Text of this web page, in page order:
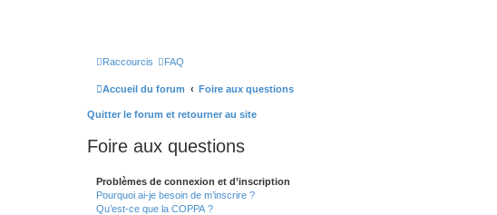
Raccourcis FAQ
Accueil du forum Foire aux questions
Quitter le forum et retourner au site
Foire aux questions
Problèmes de connexion et d’inscription
Pourquoi ai-je besoin de m’inscrire ?
Qu’est-ce que la COPPA ?